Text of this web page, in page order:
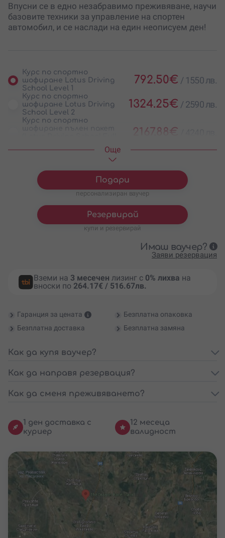
Впусни се в едно незабравимо преживяване, научи
базовите техники за управление на спортен
автомобил, и се наслади на един неописуем ден!
Курс по спортно
шофиране Lotus Driving
School Level 1
792.50€ / 1550 лв.
Курс по спортно
шофиране Lotus Driving
School Level 2
1324.25€ / 2590 лв.
Курс по спортно
2167.88€
Oще
Подари
персонализиран ваучер
Резервирай
купи и резервирай
Имаш ваучер?
Заяви резервация
Вземи на 3 месечен лизинг с 0% лихва на
вноски по 264.17€ / 516.67лв.
Гаранция за цената
Безплатна опаковка
Безплатна доставка
Безплатна замяна
Как да купя ваучер?
Как да направя резервация?
Как да сменя преживяването?
1 ден доставка с
куриер
12 месеца
валидност